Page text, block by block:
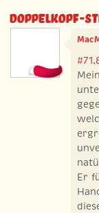
Doppelkopf-
Er